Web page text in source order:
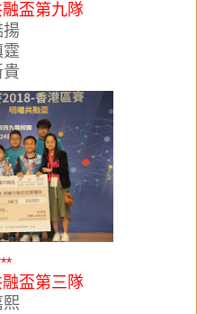
盃第九隊
揚
霆
貴
盃第三隊
熙